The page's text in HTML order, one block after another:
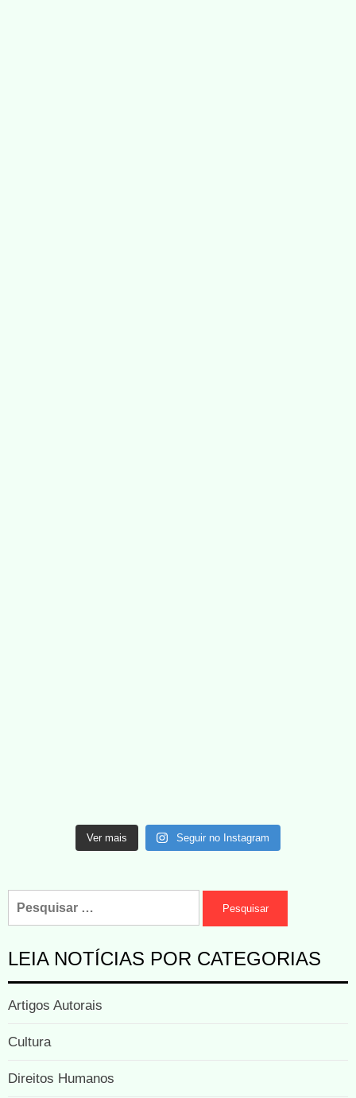
Ver mais Seguir no Instagram
LEIA NOTÍCIAS POR CATEGORIAS
Artigos Autorais
Cultura
Direitos Humanos